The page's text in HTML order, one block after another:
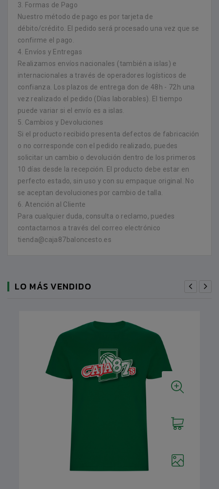
3. Formas de Pago
Nuestro método de pago es por tarjeta de
débito/crédito. El pedido será procesado una vez que se
confirme el pago.
4. Envíos y Entregas
Realizamos envíos nacionales (también a islas) e
internacionales a través de operadores logísticos de
confianza. Los plazos de entrega don de 48h - 72h una
vez realizado el pedido (Días laborables). El tiempo
puede variar si el envío es a islas.
5. Cambios y Devoluciones
Si el producto recibido presenta defectos de fabricación
o no corresponde con el pedido realizado, puedes
solicitar un cambio o devolución dentro de los primeros
10 días desde la recepción. El producto debe estar en
perfecto estado, sin uso y con su empaque original. No
se aceptan devoluciones por cambio de talla.
6. Atención al Cliente
Para cualquier duda, consulta o reclamo, puedes
contactarnos a través del correo electrónico
tienda@caja87baloncesto.es
LO MÁS VENDIDO